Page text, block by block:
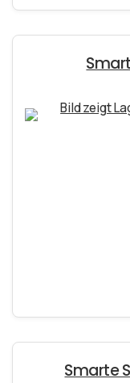
Smarte